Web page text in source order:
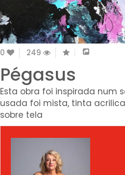
0 249
Pégasus
Esta obra foi inspirada num
usada foi mista, tinta
sobre tela